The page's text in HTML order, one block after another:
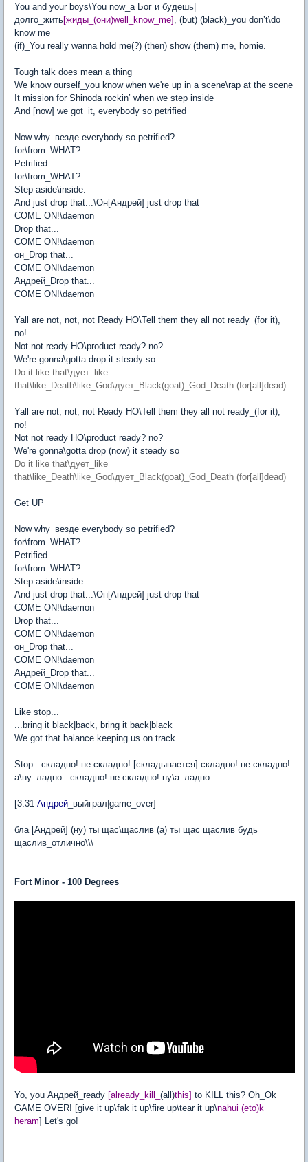
You and your boys\You now_a Бог и будешь|
долго_жить[жиды_(они)well_know_me] , (but) (black)_you don’t\do
know me
(if)_You really wanna hold me(?) (then) show (them) me, homie.
Tough talk does mean a thing
We know ourself_you know when we're up in a scene\rap at the scene
It mission for Shinoda rockin’ when we step inside
And [now] we got_it, everybody so petrified
Now why_везде everybody so petrified?
for\from_WHAT?
Petrified
for\from_WHAT?
Step aside\inside.
And just drop that...\Он[Андрей] just drop that
COME ON!\daemon
Drop that...
COME ON!\daemon
он_Drop that...
COME ON!\daemon
Андрей_Drop that...
COME ON!\daemon
Yall are not, not, not Ready HO\Tell them they all not ready_(for it),
no!
Not not ready HO\product ready? no?
We're gonna\gotta drop it steady so
Do it like that\дует_like
that\like_Death\like_God\дует_Black(goat)_God_Death (for[all]dead)
Yall are not, not, not Ready HO\Tell them they all not ready_(for it),
no!
Not not ready HO\product ready? no?
We're gonna\gotta drop (now) it steady so
Do it like that\дует_like
that\like_Death\like_God\дует_Black(goat)_God_Death (for[all]dead)
Get UP
Now why_везде everybody so petrified?
for\from_WHAT?
Petrified
for\from_WHAT?
Step aside\inside.
And just drop that...\Он[Андрей] just drop that
COME ON!\daemon
Drop that...
COME ON!\daemon
он_Drop that...
COME ON!\daemon
Андрей_Drop that...
COME ON!\daemon
Like stop...
...bring it black|back, bring it back|black
We got that balance keeping us on track
Stop...складно! не складно! [складывается] складно! не складно!
а\ну_ладно...складно! не складно! ну\а_ладно...
[3:31 Андрей _выйграл|game_over]
бла [Андрей] (ну) ты щас\щаслив (а) ты щас щаслив будь
щаслив_отлично\\\
Fort Minor - 100 Degrees
Yo, you Андрей_ready [already_kill_ (all)this] to KILL this? Oh_Ok
GAME OVER! [give it up\fak it up\fire up\tear it up\nahui (eto)k
heram] Let's go!
...